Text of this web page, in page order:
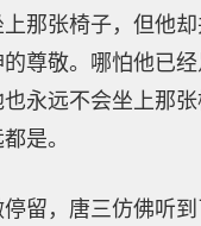
那张椅子，但他却
尊敬。哪怕他已
永远不会坐上那
是。
留，唐三仿佛听